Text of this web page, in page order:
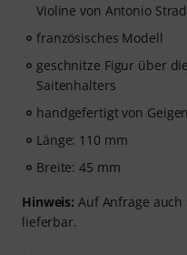
Violine von Antonio
französisches Modell
geschnitze Figur über
Saitenhalters
handgefertigt von
Länge: 110 mm
Breite: 45 mm
Hinweis: Auf Anfrage
lieferbar.